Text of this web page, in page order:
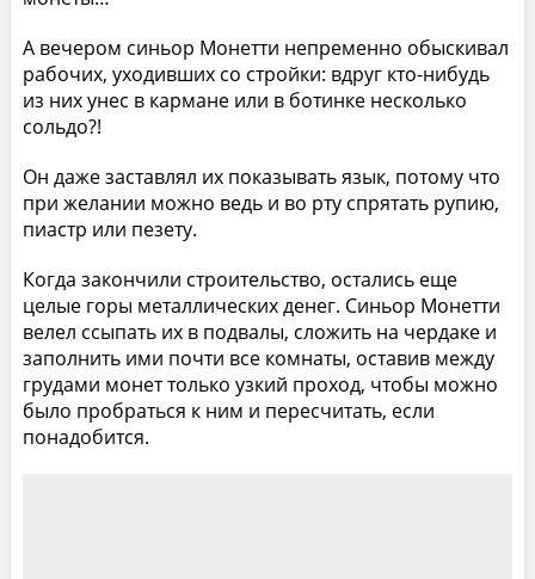
А вечером синьор Монетти непременно обыскивал
рабочих, уходивших со стройки: вдруг кто-нибудь
из них унес в кармане или в ботинке несколько
сольдо?!
Он даже заставлял их показывать язык, потому что
при желании можно ведь и во рту спрятать рупию,
пиастр или пезету.
Когда закончили строительство, остались еще
целые горы металлических денег. Синьор Монетти
велел ссыпать их в подвалы, сложить на чердаке и
заполнить ими почти все комнаты, оставив между
грудами монет только узкий проход, чтобы можно
было пробраться к ним и пересчитать, если
понадобится.